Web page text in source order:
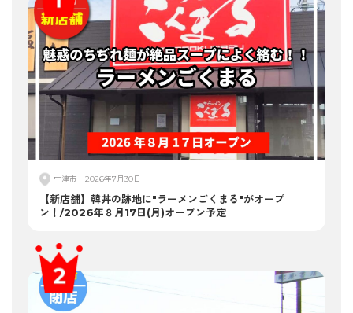
中津市 2026年7月30日
【新店舗】韓丼の跡地に"ラーメンごくまる"がオープ
ン！/2026年８月17日(月)オープン予定